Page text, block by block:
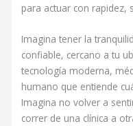
para actuar con rapidez,
Imagina tener la
confiable, cercano a tu
tecnología moderna,
humano que entiende
Imagina no volver a
correr de una clínica a